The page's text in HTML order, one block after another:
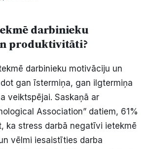
darbinieku
produktivitāti?
darbinieku motivāciju un
gan īstermiņa, gan ilgtermiņa
veiktspējai. Saskaņā ar
Association” datiem, 61%
ka stress darbā negatīvi ietekmē
vēlmi iesaistīties darba